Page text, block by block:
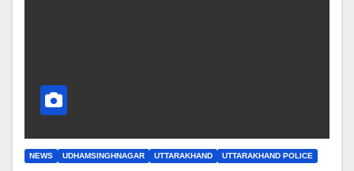
NEWS UDHAMSINGHNAGAR UTTARAKHAND UTTARAKHAND POLICE